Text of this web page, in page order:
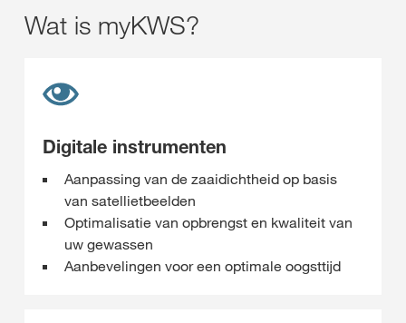
Wat is myKWS?
Digitale instrumenten
Aanpassing van de zaaidichtheid op basis
van satellietbeelden
Optimalisatie van opbrengst en kwaliteit van
uw gewassen
Aanbevelingen voor een optimale oogsttijd